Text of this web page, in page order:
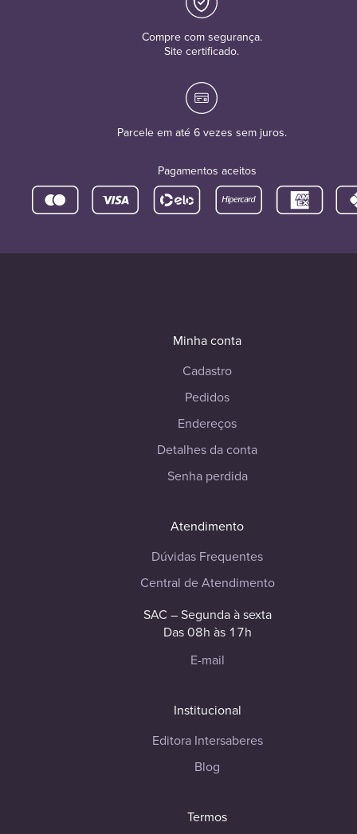
Compre com segurança.
Site certificado.
Parcele em até 6 vezes sem juros.
Pagamentos aceitos
Minha conta
Cadastro
Pedidos
Endereços
Detalhes da conta
Senha perdida
Atendimento
Dúvidas Frequentes
Central de Atendimento
SAC – Segunda à sexta
Das 08h às 17h
E-mail
Institucional
Editora Intersaberes
Blog
Termos